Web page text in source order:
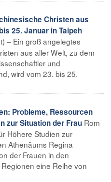
Christen aus
25. Januar in Taipeh
– Ein groß angelegtes
aus aller Welt, zu dem
und
wird vom 23. bis 25.
Probleme, Ressourcen
zur Situation der Frau Rom
Höhere Studien zur
Athenäums Regina
der Frauen in den
eine Reihe von